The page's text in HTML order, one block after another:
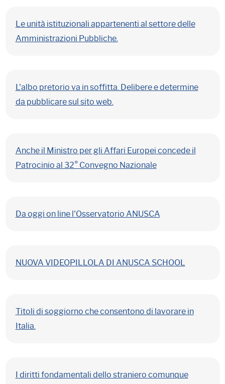
Le unità istituzionali appartenenti al settore delle
Amministrazioni Pubbliche.
L'albo pretorio va in soffitta. Delibere e determine
da pubblicare sul sito web.
Anche il Ministro per gli Affari Europei concede il
Patrocinio al 32° Convegno Nazionale
Da oggi on line l'Osservatorio ANUSCA
NUOVA VIDEOPILLOLA DI ANUSCA SCHOOL
Titoli di soggiorno che consentono di lavorare in
Italia.
I diritti fondamentali dello straniero comunque